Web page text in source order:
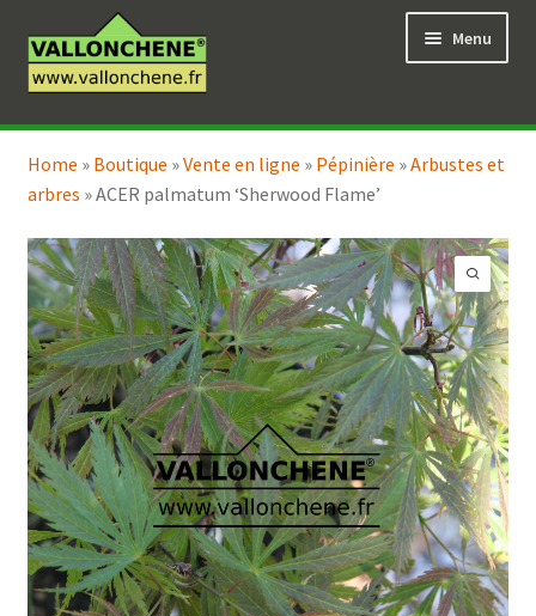
à
la
au
contenu
Menu
Vente en ligne
menu
Coaching pour le jardin
Ouvrir
enfant
Home » Boutique »Vente en ligne » Pépinière »Arbustes et
arbres »ACER palmatum ‘Sherwood Flame’